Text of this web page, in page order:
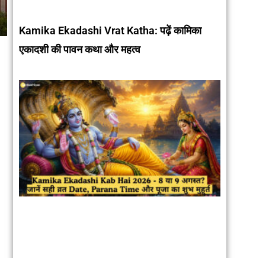
Kamika Ekadashi Vrat Katha: पढ़ें कामिका
एकादशी की पावन कथा और महत्व